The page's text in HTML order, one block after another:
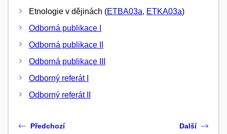
Etnologie v dějinách (ETBA03a, ETKA03a)
Odborná publikace I
Odborná publikace II
Odborná publikace III
Odborný referát I
Odborný referát II
Předchozí Další